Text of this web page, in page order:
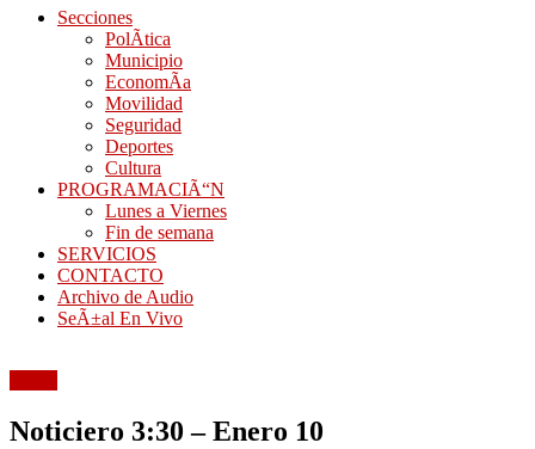
Secciones
PolÃ­tica
Municipio
EconomÃ­a
Movilidad
Seguridad
Deportes
Cultura
PROGRAMACIÃ“N
Lunes a Viernes
Fin de semana
SERVICIOS
CONTACTO
Archivo de Audio
SeÃ±al En Vivo
Noticiero 3:30 – Enero 10